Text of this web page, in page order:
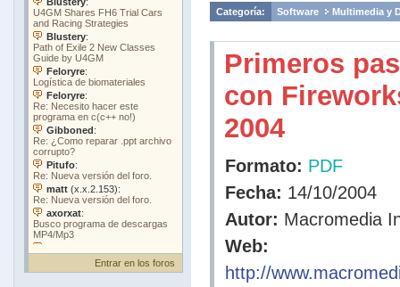
Entrar en los foros
Categoría: Software Multimedia y
Primeros
con
2004
Formato: PDF
Fecha: 14/10/2004
Autor: Macromedia
Web:
http://